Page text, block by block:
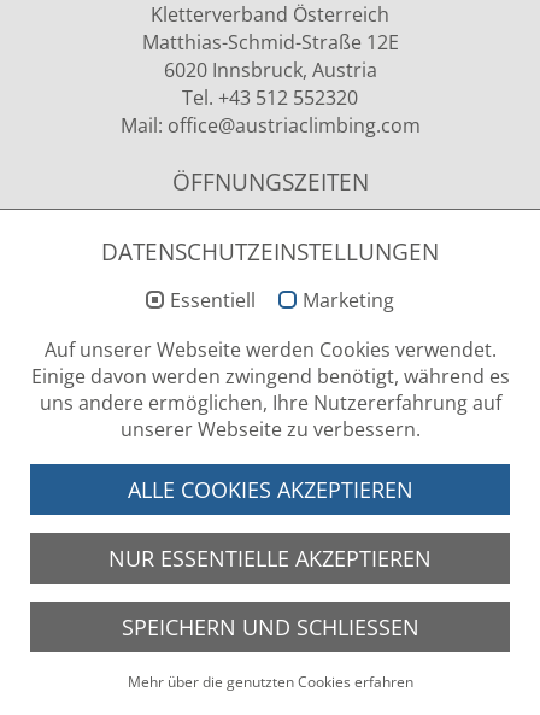
Kletterverband Österreich
Matthias-Schmid-Straße 12E
6020 Innsbruck, Austria
Tel. +43 512 552320
Mail: office@austriaclimbing.com
ÖFFNUNGSZEITEN
09.00 - 12.00 Uhr & 13.00 - 15.00 Uhr
NEWSLETTER ANMELDUNG
LOG-IN BEREICH
Sitemap
DATENSCHUTZEINSTELLUNGEN
Essentiell
Marketing
Auf unserer Webseite werden Cookies verwendet.
Einige davon werden zwingend benötigt, während es
uns andere ermöglichen, Ihre Nutzererfahrung auf
unserer Webseite zu verbessern.
ALLE COOKIES AKZEPTIEREN
NUR ESSENTIELLE AKZEPTIEREN
SPEICHERN UND SCHLIESSEN
Mehr über die genutzten Cookies erfahren